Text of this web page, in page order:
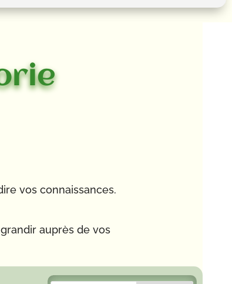
vos connaissances.
auprès de vos